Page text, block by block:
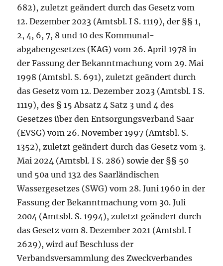
682), zuletzt geändert durch das Gesetz vom
12. Dezember 2023 (Amtsbl. I S. 1119), der §§ 1,
2, 4, 6, 7, 8 und 10 des Kommunal­
abgabengesetzes (KAG) vom 26. April 1978 in
der Fassung der Bekanntmachung vom 29. Mai
1998 (Amtsbl. S. 691), zuletzt geändert durch
das Gesetz vom 12. Dezember 2023 (Amtsbl. I S.
1119), des § 15 Absatz 4 Satz 3 und 4 des
Gesetzes über den Entsorgungsverband Saar
(EVSG) vom 26. November 1997 (Amtsbl. S.
1352), zuletzt geändert durch das Gesetz vom 3.
Mai 2024 (Amtsbl. I S. 286) sowie der §§ 50
und 50a und 132 des Saarländischen
Wassergesetzes (SWG) vom 28. Juni 1960 in der
Fassung der Bekanntmachung vom 30. Juli
2004 (Amtsbl. S. 1994), zuletzt geändert durch
das Gesetz vom 8. Dezember 2021 (Amtsbl. I
2629), wird auf Beschluss der
Verbandsversammlung des Zweckverbandes